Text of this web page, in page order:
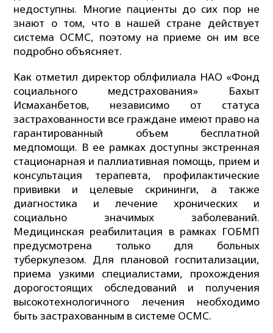
недоступны. Многие пациенты до сих пор не
знают о том, что в нашей стране действует
система ОСМС, поэтому на приеме он им все
подробно объясняет.
Как отметил директор облфилиала НАО «Фонд
социального медстрахования» Бахыт
Исмаханбетов, независимо от статуса
застрахованности все граждане имеют право на
гарантированный объем бесплатной
медпомощи. В ее рамках доступны экстренная
стационарная и паллиативная помощь, прием и
консультация терапевта, профилактические
прививки и целевые скрининги, а также
диагностика и лечение хронических и
социально значимых заболеваний.
Медицинская реабилитация в рамках ГОБМП
предусмотрена только для больных
туберкулезом. Для плановой госпитализации,
приема узкими специалистами, прохождения
дорогостоящих обследований и получения
высокотехнологичного лечения необходимо
быть застрахованным в системе ОСМС.